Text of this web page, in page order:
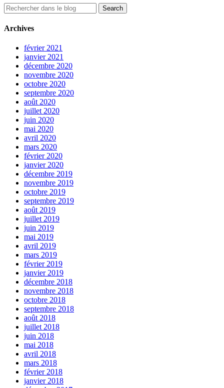
Archives
février 2021
janvier 2021
décembre 2020
novembre 2020
octobre 2020
septembre 2020
août 2020
juillet 2020
juin 2020
mai 2020
avril 2020
mars 2020
février 2020
janvier 2020
décembre 2019
novembre 2019
octobre 2019
septembre 2019
août 2019
juillet 2019
juin 2019
mai 2019
avril 2019
mars 2019
février 2019
janvier 2019
décembre 2018
novembre 2018
octobre 2018
septembre 2018
août 2018
juillet 2018
juin 2018
mai 2018
avril 2018
mars 2018
février 2018
janvier 2018